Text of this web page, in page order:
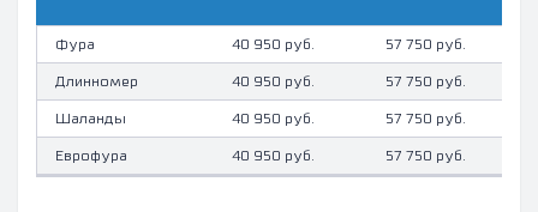
Фура 40 950 руб. 57 750 руб.
Длинномер 40 950 руб. 57 750 руб.
Шаланды 40 950 руб. 57 750 руб.
Еврофура 40 950 руб. 57 750 руб.